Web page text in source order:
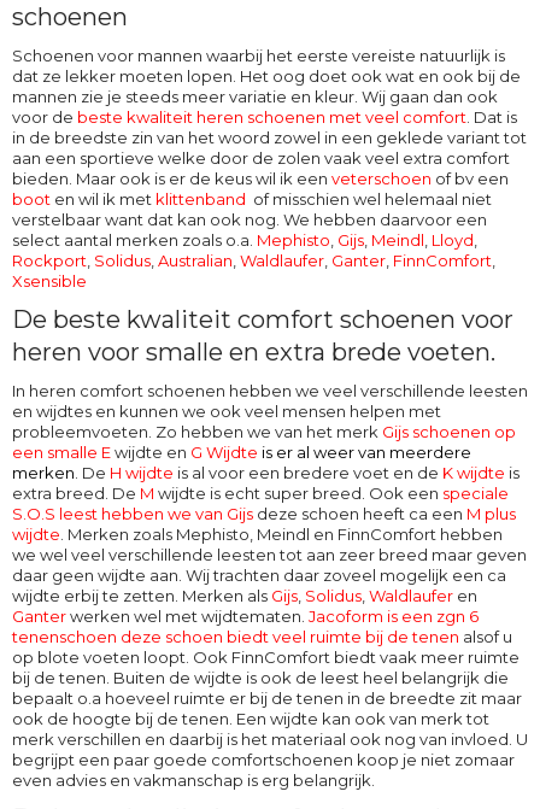
schoenen
Schoenen voor mannen waarbij het eerste vereiste natuurlijk is
dat ze lekker moeten lopen. Het oog doet ook wat en ook bij de
mannen zie je steeds meer variatie en kleur. Wij gaan dan ook
voor de beste kwaliteit heren schoenen met veel comfort . Dat is
in de breedste zin van het woord zowel in een geklede variant tot
aan een sportieve welke door de zolen vaak veel extra comfort
bieden. Maar ook is er de keus wil ik een veterschoen of bv een
boot en wil ik met klittenband of misschien wel helemaal niet
verstelbaar want dat kan ook nog. We hebben daarvoor een
select aantal merken zoals o.a. Mephisto Gijs Meindl Lloyd
Rockport Solidus Australian Waldlaufer Ganter FinnComfort
Xsensible
De beste kwaliteit comfort schoenen voor
heren voor smalle en extra brede voeten.
In heren comfort schoenen hebben we veel verschillende leesten
en wijdtes en kunnen we ook veel mensen helpen met
probleemvoeten. Zo hebben we van het merk Gijs schoenen op
een smalle Ewijdte en G Wijdte is er al weer van meerdere
merken . De H wijdte is al voor een bredere voet en de K wijdte is
extra breed. De M wijdte is echt super breed. Ook een speciale
S.O.S leest hebben we van Gijs deze schoen heeft ca een M plus
wijdte . Merken zoals Mephisto, Meindl en FinnComfort hebben
we wel veel verschillende leesten tot aan zeer breed maar geven
daar geen wijdte aan. Wij trachten daar zoveel mogelijk een ca
wijdte erbij te zetten. Merken als Gijs Solidus Waldlaufer en
Ganterwerken wel met wijdtematen. Jacoform is een zgn 6
tenenschoen deze schoen biedt veel ruimte bij de tenen alsof u
op blote voeten loopt. Ook FinnComfort biedt vaak meer ruimte
bij de tenen. Buiten de wijdte is ook de leest heel belangrijk die
bepaalt o.a hoeveel ruimte er bij de tenen in de breedte zit maar
ook de hoogte bij de tenen. Een wijdte kan ook van merk tot
merk verschillen en daarbij is het materiaal ook nog van invloed. U
begrijpt een paar goede comfortschoenen koop je niet zomaar
even advies en vakmanschap is erg belangrijk.